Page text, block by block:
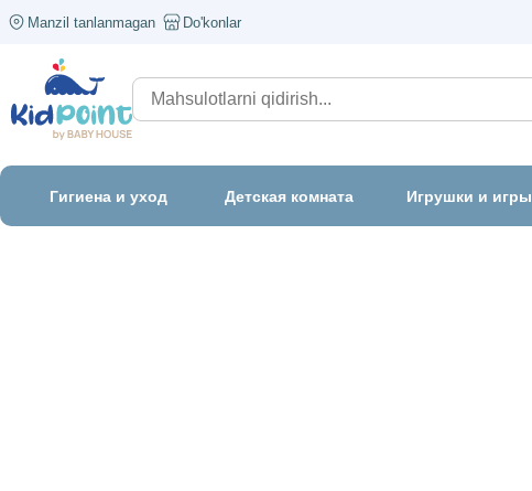
Manzil tanlanmagan Do'konlar
Гигиена и уход Детская комната Игрушки и игры